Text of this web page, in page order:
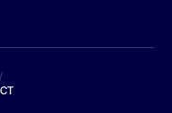
/